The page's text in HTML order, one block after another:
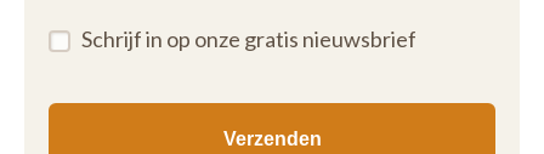
Schrijf in op onze gratis nieuwsbrief